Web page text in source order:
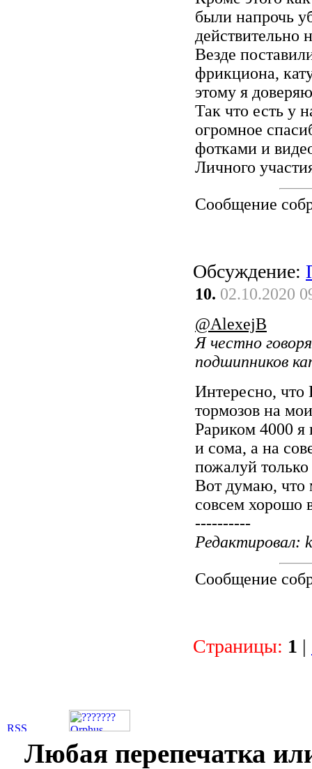
были напрочь
действительно
Везде
фрикциона,
этому я
Так что есть у
огромное
фотками и
Личного
Сообщение
Обсуждение:
10. 02.10.2020
@AlexejB
Я честно
подшипников
Интересно,
тормозов на
Рариком 4000 я
и сома, а на
пожалуй
Вот думаю, что
совсем хорошо
----------
Редактировал:
Сообщение
Страницы: 1 |
Любая перепечатка